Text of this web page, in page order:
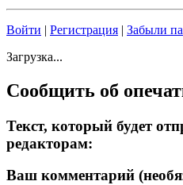
Войти | Регистрация | Забыли
Загрузка...
Сообщить об
Текст, который будет
редакторам:
Ваш комментарий